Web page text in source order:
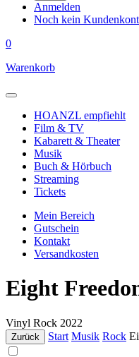
Anmelden
Noch kein
0
Warenkorb
HOANZL empfiehlt
Film & TV
Kabarett & Theater
Musik
Buch & Hörbuch
Streaming
Tickets
Mein Bereich
Gutschein
Kontakt
Versandkosten
Eight
Vinyl Rock 2022
Zurück Start Musik Rock